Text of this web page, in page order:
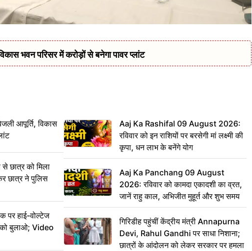
भवन परिसर में करोड़ों से बनेगा पावर प्लांट
आपूर्ति, विकास
छात्र को मिला
छात्र ने पुलिस
पर हाई-वोल्टेज
को बुलाओ; Video
Aaj Ka Rashifal 09 August 2026:
रविवार को इन राशियों पर बरसेगी मां लक्ष्मी की
कृपा, धन लाभ के बनेंगे योग
Aaj Ka Panchang 09 August
2026: रविवार को कामदा एकादशी का व्रत,
जानें राहु काल, अभिजीत मुहूर्त और शुभ समय
गिरिडीह पहुंचीं केंद्रीय मंत्री Annapurna
Devi, Rahul Gandhi पर साधा निशाना;
छात्रों के आंदोलन को लेकर सरकार पर हमला